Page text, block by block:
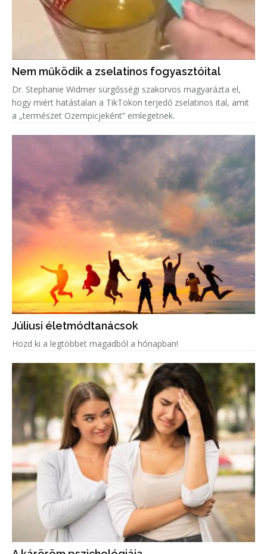
Nem működik a zselatinos fogyasztóital
Dr. Stephanie Widmer sürgősségi szakorvos magyarázta el,
hogy miért hatástalan a TikTokon terjedő zselatinos ital, amit
a „természet Ozempicjeként” emlegetnek.
Júliusi életmódtanácsok
Hozd ki a legtöbbet magadból a hónapban!